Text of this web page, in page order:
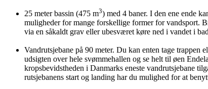
25 meter bassin (475 m3) med 4 baner. I den ene ende
muligheder for mange forskellige former for vandsport.
via en såkaldt grav eller ubesværet køre ned i vandet i
Vandrutsjebane på 90 meter. Du kan enten tage
udsigten over hele svømmehallen og se helt til øen
kropsbevidstheden i Danmarks eneste vandrutsjebane
rutsjebanens start og landing har du mulighed for at